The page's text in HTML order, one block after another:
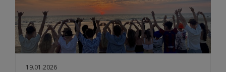
Dez 2025
Nov 2025
Okt 2025
Sep 2025
19.01.2026